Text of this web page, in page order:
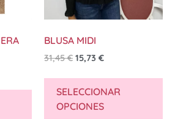
BLUSA MIDI
31,45€ 15,73 €
SELECCIONAR
OPCIONES